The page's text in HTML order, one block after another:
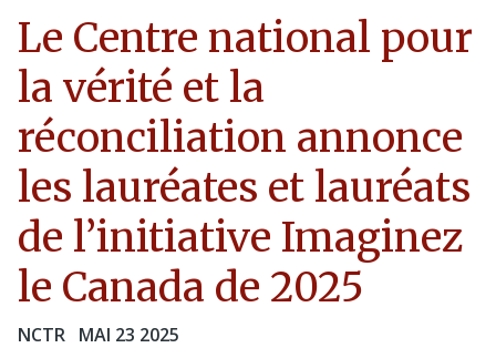
Le Centre national pour
la vérité et la
réconciliation annonce
les lauréates et lauréats
de l’initiative Imaginez
le Canada de 2025
NCTR MAI 23 2025